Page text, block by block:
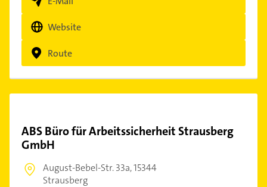
Website
Route
ABS Büro für Arbeitssicherheit Strausberg
GmbH
August-Bebel-Str. 33a,15344
Strausberg